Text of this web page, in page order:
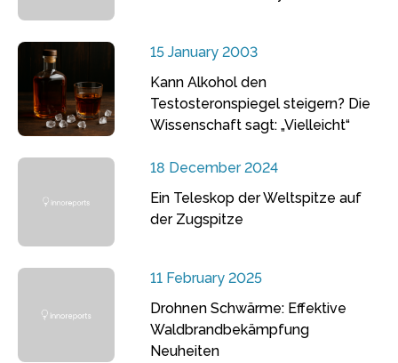
15 January 2003
Kann Alkohol den
Testosteronspiegel steigern? Die
Wissenschaft sagt: „Vielleicht“
18 December 2024
Ein Teleskop der Weltspitze auf
der Zugspitze
11 February 2025
Drohnen Schwärme: Effektive
Waldbrandbekämpfung
Neuheiten